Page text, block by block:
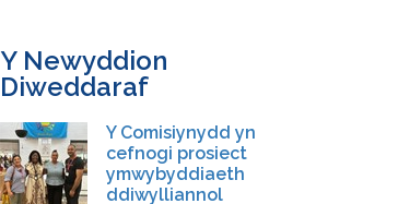
Y Newyddion
Diweddaraf
Y Comisiynydd yn
cefnogi prosiect
ymwybyddiaeth
ddiwylliannol